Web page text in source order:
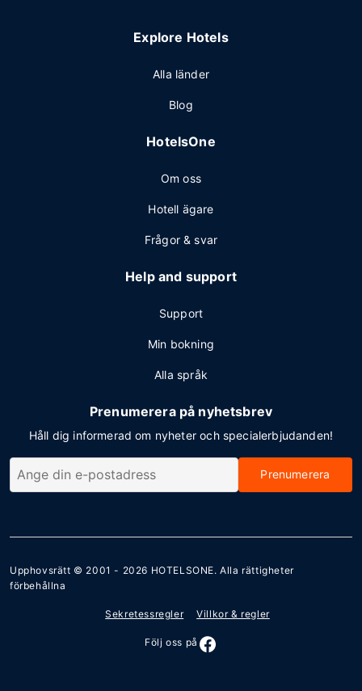
Explore Hotels
Alla länder
Blog
HotelsOne
Om oss
Hotell ägare
Frågor & svar
Help and support
Support
Min bokning
Alla språk
Prenumerera på nyhetsbrev
Håll dig informerad om nyheter och specialerbjudanden!
Prenumerera
Upphovsrätt © 2001 - 2026 HOTELSONE. Alla rättigheter
förbehållna
Sekretessregler Villkor & regler
Följ oss på